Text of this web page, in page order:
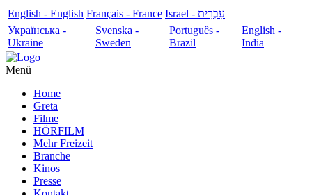
English - English Français - France
עִבְרִית - Israel
Українська -
Ukraine
Svenska -
Sweden
Português -
Brazil
English -
India
Menü
Home
Greta
Filme
HÖRFILM
Mehr Freizeit
Branche
Kinos
Presse